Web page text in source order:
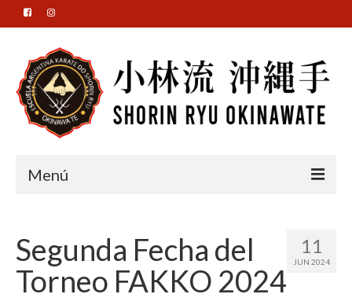
Menú
Nuestra Escuela
Katas
11
JUN 2024
Segunda Fecha del
Torneo FAKKO 2024